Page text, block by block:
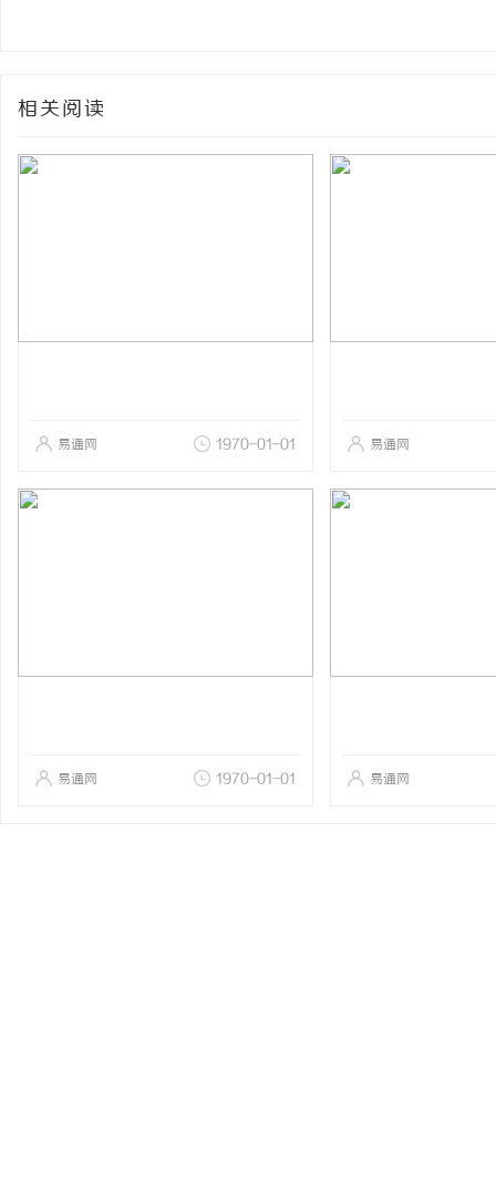
相关阅读
易通网 1970-01-01 易通网
易通网 1970-01-01 易通网